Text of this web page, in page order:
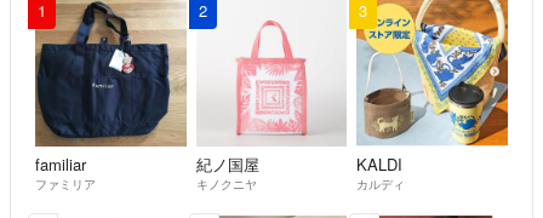
1
familiar
ファミリア
2
紀ノ国屋
キノクニヤ
3
KALDI
カルディ